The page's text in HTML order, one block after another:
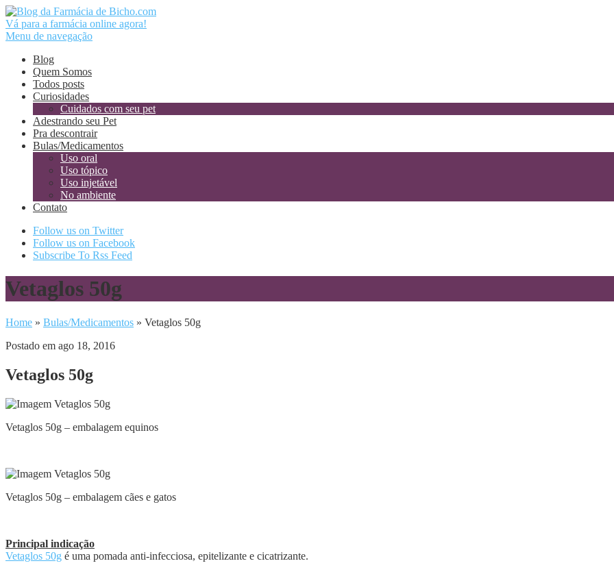
Vá para a farmácia online agora!
Menu de navegação
Blog
Quem Somos
Todos posts
Curiosidades
Cuidados com seu pet
Adestrando seu Pet
Pra descontrair
Bulas/Medicamentos
Uso oral
Uso tópico
Uso injetável
No ambiente
Contato
Follow us on Twitter
Follow us on Facebook
Subscribe To Rss Feed
Vetaglos 50g
Home » Bulas/Medicamentos » Vetaglos 50g
Postado em ago 18, 2016
Vetaglos 50g
Vetaglos 50g – embalagem equinos
Vetaglos 50g – embalagem cães e gatos
Principal indicação
Vetaglos 50g é uma pomada anti-infecciosa, epitelizante e cicatrizante.